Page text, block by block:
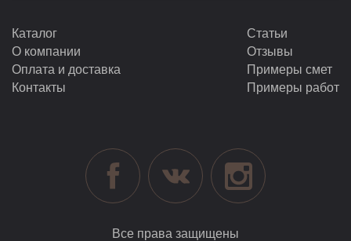
Каталог
О компании
Оплата и доставка
Контакты
Статьи
Отзывы
Примеры смет
Примеры работ
Все права защищены